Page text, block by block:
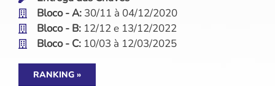
Bloco - A: 30/11 à 04/12/2020
Bloco - B: 12/12 e 13/12/2022
Bloco - C: 10/03 à 12/03/2025
RANKING »